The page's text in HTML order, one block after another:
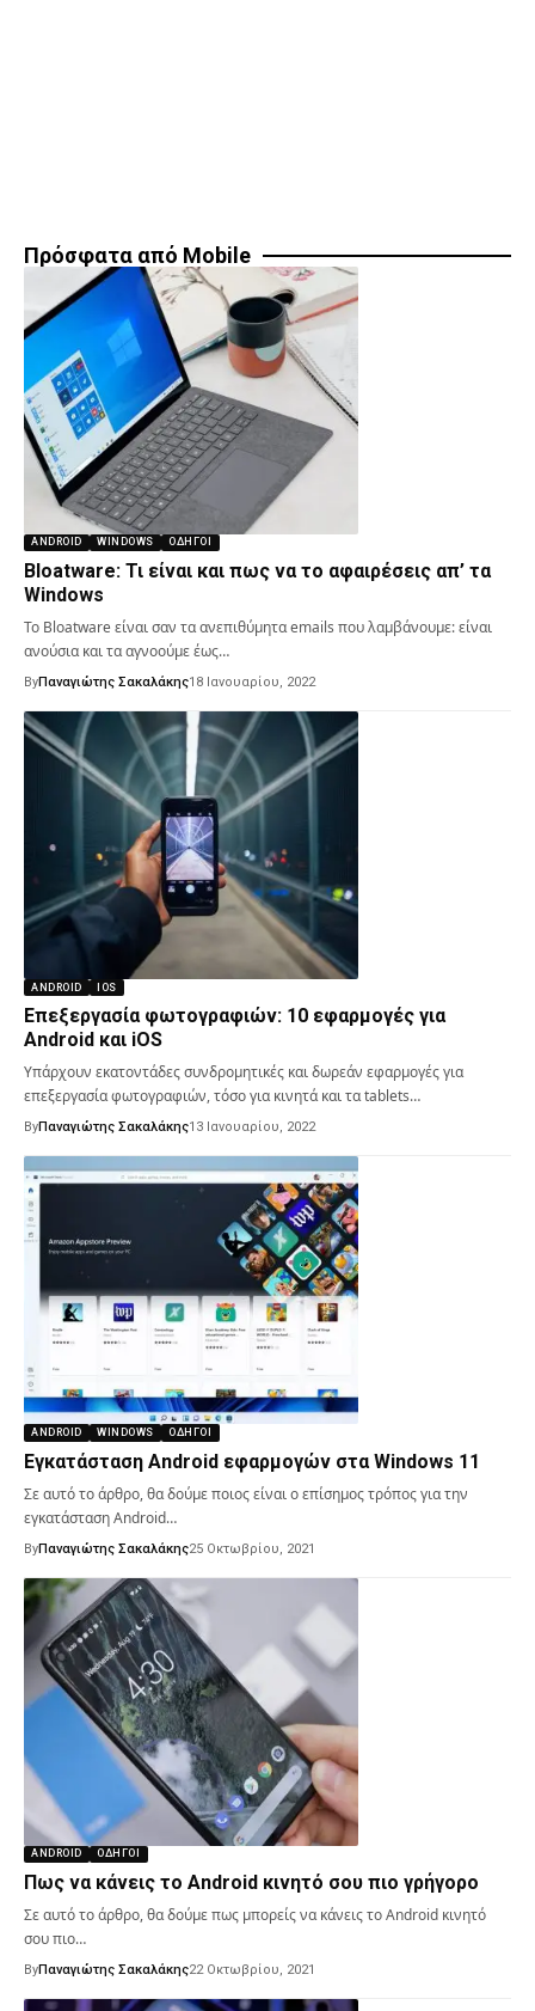
Πρόσφατα από Mobile
ANDROID WINDOWS ΟΔΗΓΟΊ
Bloatware: Τι είναι και πως να το αφαιρέσεις απ’ τα
Windows
Το Bloatware είναι σαν τα ανεπιθύμητα emails που λαμβάνουμε: είναι
ανούσια και τα αγνοούμε έως…
ByΠαναγιώτης Σακαλάκης18 Ιανουαρίου, 2022
ANDROID IOS
Επεξεργασία φωτογραφιών: 10 εφαρμογές για
Android και iOS
Υπάρχουν εκατοντάδες συνδρομητικές και δωρεάν εφαρμογές για
επεξεργασία φωτογραφιών, τόσο για κινητά και τα tablets…
ByΠαναγιώτης Σακαλάκης13 Ιανουαρίου, 2022
ANDROID WINDOWS ΟΔΗΓΟΊ
Εγκατάσταση Android εφαρμογών στα Windows 11
Σε αυτό το άρθρο, θα δούμε ποιος είναι ο επίσημος τρόπος για την
εγκατάσταση Android…
ByΠαναγιώτης Σακαλάκης25 Οκτωβρίου, 2021
ANDROID ΟΔΗΓΟΊ
Πως να κάνεις το Android κινητό σου πιο γρήγορο
Σε αυτό το άρθρο, θα δούμε πως μπορείς να κάνεις το Android κινητό
σου πιο…
ByΠαναγιώτης Σακαλάκης22 Οκτωβρίου, 2021